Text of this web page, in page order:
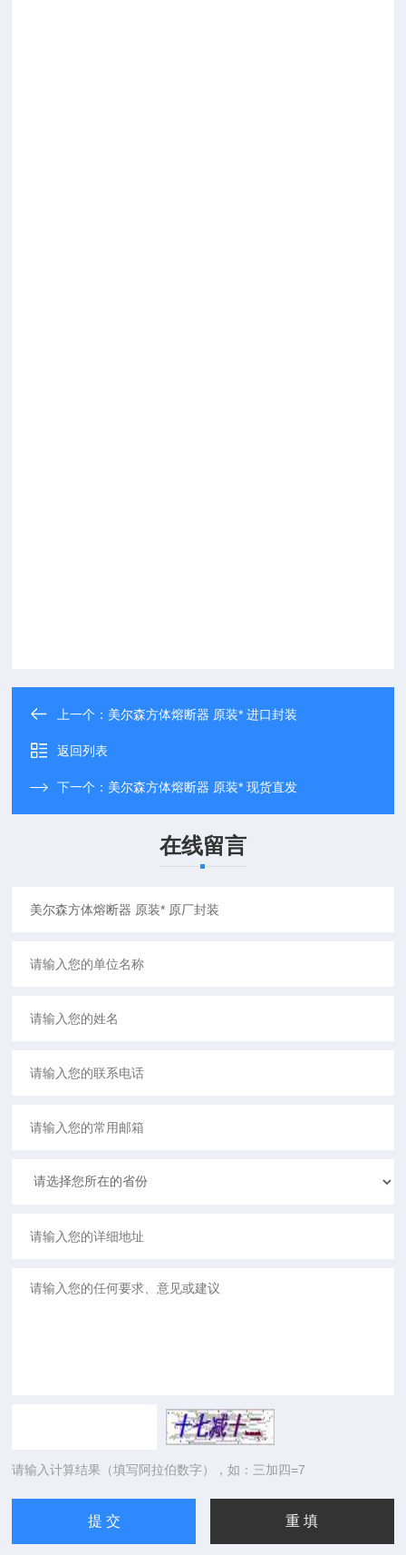
上一个： 美尔森方体熔断器 原装* 进口封装
返回列表
下一个： 美尔森方体熔断器 原装* 现货直发
在线留言
请输入计算结果（填写阿拉伯数字），如：三加四=7